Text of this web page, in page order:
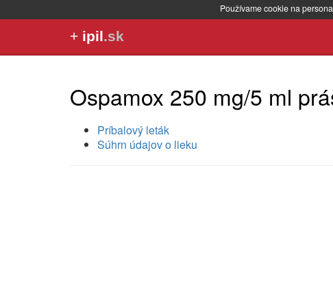
Používame cookie na
+ ipil.sk
Ospamox 250 mg/5 ml
Príbalový leták
Súhrn údajov o lieku